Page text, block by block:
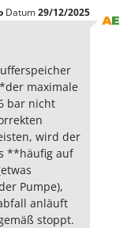
Datum29/12/2025
maximale
bar nicht
wird der
**häufig auf
Pumpe),
anläuft
stoppt.